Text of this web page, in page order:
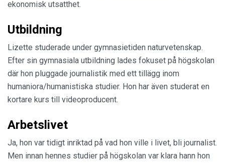
ekonomisk utsatthet.
Utbildning
Lizette studerade under gymnasietiden naturvetenskap.
Efter sin gymnasiala utbildning lades fokuset på högskolan
där hon pluggade journalistik med ett tillägg inom
humaniora/humanistiska studier. Hon har även studerat en
kortare kurs till videoproducent.
Arbetslivet
Ja, hon var tidigt inriktad på vad hon ville i livet, bli journalist.
Men innan hennes studier på högskolan var klara hann hon